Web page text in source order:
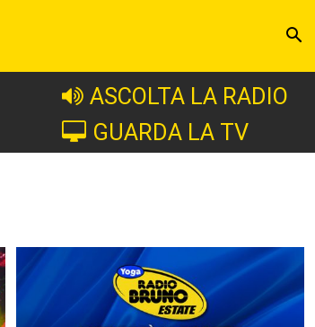
ASCOLTA LA RADIO
GUARDA LA TV